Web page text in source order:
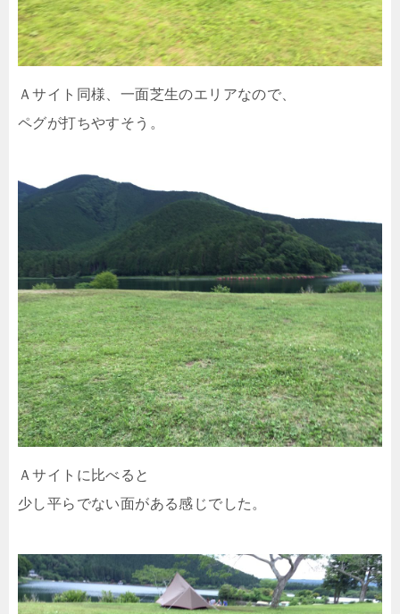
Ａサイト同様、一面芝生のエリアなので、
ペグが打ちやすそう。
Ａサイトに比べると
少し平らでない面がある感じでした。